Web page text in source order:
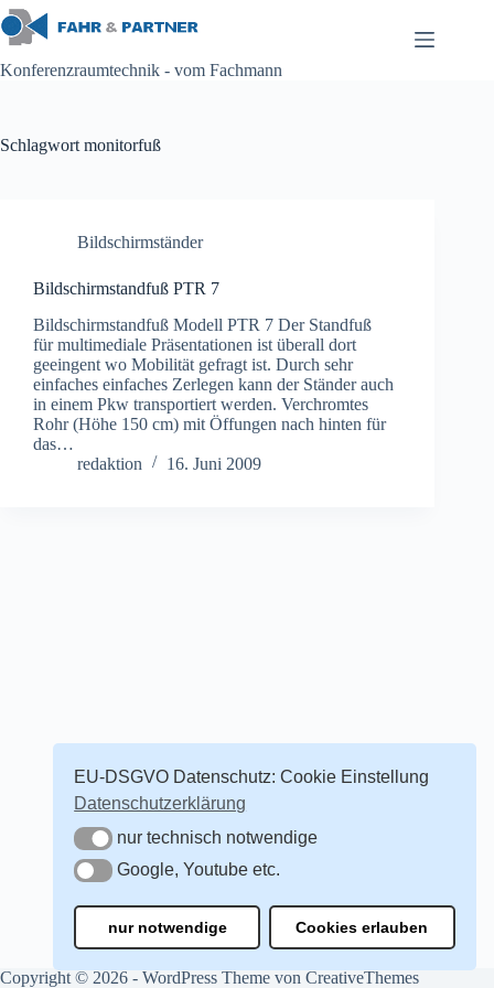
Zum
Inhalt
springen
Konferenzraumtechnik - vom Fachmann
Schlagwort monitorfuß
Bildschirmständer
Bildschirmstandfuß PTR 7
Bildschirmstandfuß Modell PTR 7 Der Standfuß
für multimediale Präsentationen ist überall dort
geeingent wo Mobilität gefragt ist. Durch sehr
einfaches einfaches Zerlegen kann der Ständer auch
in einem Pkw transportiert werden. Verchromtes
Rohr (Höhe 150 cm) mit Öffungen nach hinten für
das…
redaktion
16. Juni 2009
Copyright © 2026 - WordPress Theme von CreativeThemes
EU-DSGVO Datenschutz: Cookie Einstellung
Datenschutzerklärung
nur technisch notwendige
nur technisch notwendige
Google, Youtube etc.
Google, Youtube etc.
nur notwendige Cookies erlauben